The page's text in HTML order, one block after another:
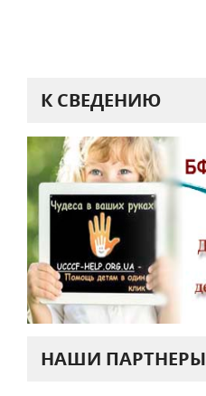
К СВЕДЕНИЮ
НАШИ ПАРТНЕРЫ